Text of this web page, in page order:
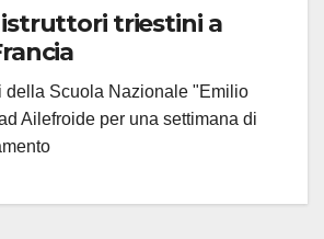
triestini a
della Scuola Nazionale "Emilio
Ailefroide per una settimana di